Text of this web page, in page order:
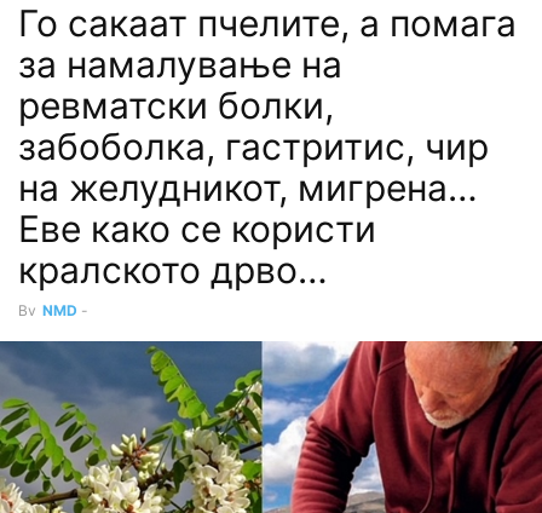
Го сакаат пчелите, а помага
за намалување на
ревматски болки,
забоболка, гастритис, чир
на желудникот, мигрена…
Еве како се користи
кралското дрво…
By NMD -